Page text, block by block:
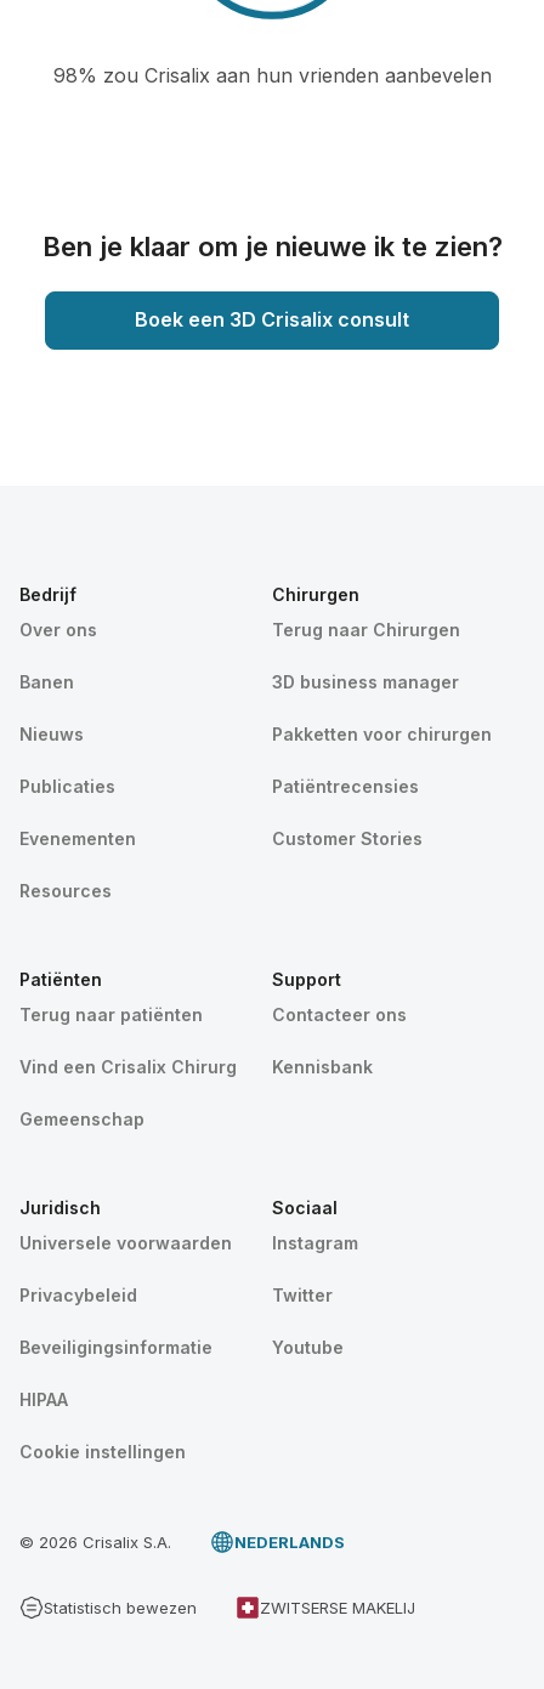
98% zou Crisalix aan hun vrienden aanbevelen
Ben je klaar om je nieuwe ik te zien?
Boek een 3D Crisalix consult
Bedrijf
Over ons
Banen
Nieuws
Publicaties
Evenementen
Resources
Chirurgen
Terug naar Chirurgen
3D business manager
Pakketten voor chirurgen
Patiëntrecensies
Customer Stories
Patiënten
Terug naar patiënten
Vind een Crisalix Chirurg
Gemeenschap
Support
Contacteer ons
Kennisbank
Juridisch
Universele voorwaarden
Privacybeleid
Beveiligingsinformatie
HIPAA
Cookie instellingen
Sociaal
Instagram
Twitter
Youtube
© 2026 Crisalix S.A. NEDERLANDS
Statistisch bewezen ZWITSERSE MAKELIJ